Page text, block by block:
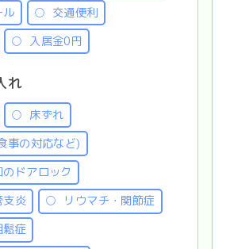
ル
交通便利
入居金0円
れ
床ずれ
事の対応など)
ドアロック
支炎
リウマチ・関節症
鬆症